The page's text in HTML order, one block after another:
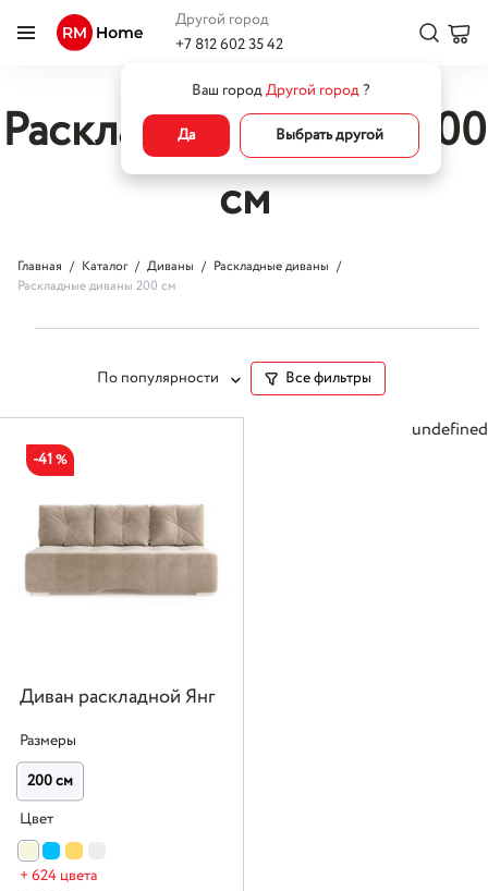
Другой город
+7 812 602 35 42
Ваш городДругой город?
Да Выбрать другой
Раскладные диваны 200
см
Главная Каталог Диваны
Раскладные диваны
Раскладные диваны 200 см
По популярности Все фильтры
-41%
Диван раскладной Янг
Размеры
200 см
Цвет
+ 624 цвета
undefined